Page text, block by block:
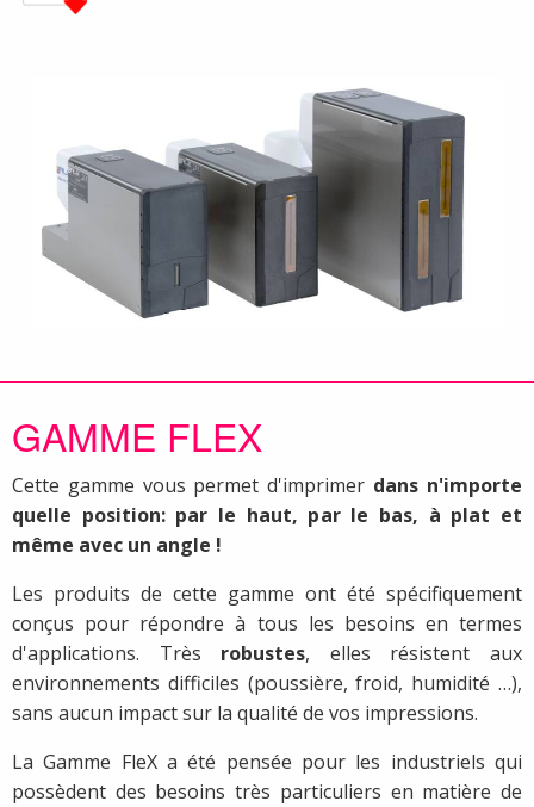
GAMME FLEX
Cette gamme vous permet d'imprimer dans n'importe
quelle position: par le haut, par le bas, à plat et
même avec un angle !
Les produits de cette gamme ont été spécifiquement
conçus pour répondre à tous les besoins en termes
d'applications. Très robustes, elles résistent aux
environnements difficiles (poussière, froid, humidité …),
sans aucun impact sur la qualité de vos impressions.
La Gamme FleX a été pensée pour les industriels qui
possèdent des besoins très particuliers en matière de